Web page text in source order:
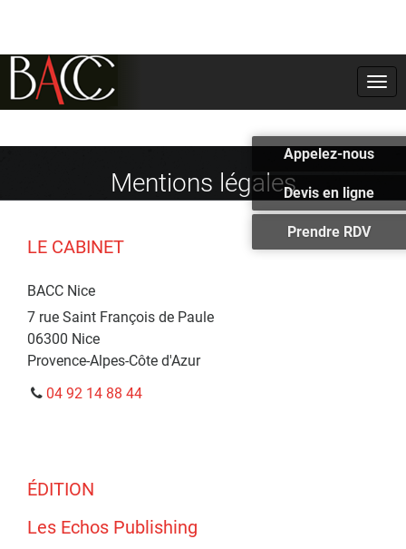
Appelez-nous
Devis en ligne
Prendre RDV
Mentions légales
LE CABINET
BACC Nice
7 rue Saint François de Paule
06300 Nice
Provence-Alpes-Côte d'Azur
04 92 14 88 44
ÉDITION
Les Echos Publishing